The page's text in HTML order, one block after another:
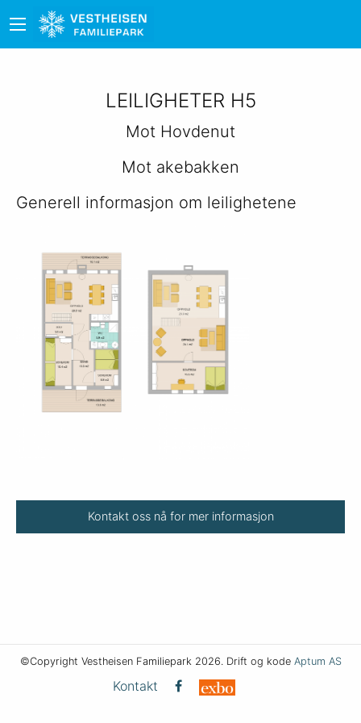
LEILIGHETER H5
Mot Hovdenut
Mot akebakken
Generell informasjon om leilighetene
Kontakt oss nå for mer informasjon
©Copyright Vestheisen Familiepark 2026. Drift og kode Aptum AS
Kontakt